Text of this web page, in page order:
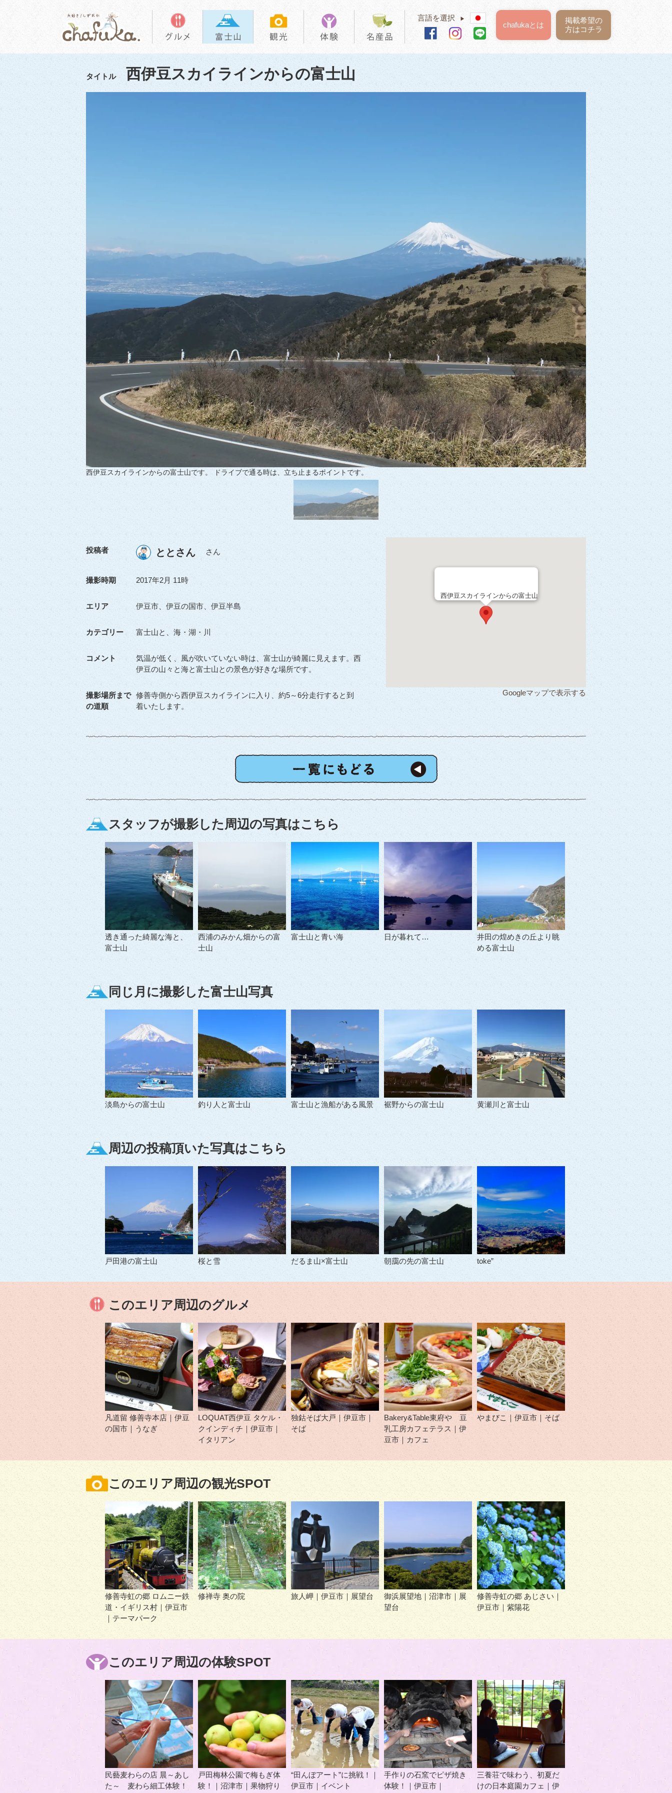
言語を選択 ▶
掲載希望の
方はコチラ
chafukaとは
タイトル 西伊豆スカイラインからの富士山
西伊豆スカイラインからの富士山です。 ドライブで通る時は、立ち止まるポイントです。
投稿者 ととさん さん
撮影時期 2017年2月 11時
エリア 伊豆市、伊豆の国市、伊豆半島
カテゴリー 富士山と、海・湖・川
コメント
気温が低く、風が吹いていない時は、富士山が綺麗に見えます。西
伊豆の山々と海と富士山との景色が好きな場所です。
撮影場所まで
の道順
修善寺側から西伊豆スカイラインに入り、約5～6分走行すると到
着いたします。
西伊豆スカイラインからの富士山
Googleマップで表示する
スタッフが撮影した周辺の写真はこちら
透き通った綺麗な海と、
富士山
西浦のみかん畑からの富
士山
富士山と青い海 日が暮れて…
井田の煌めきの丘より眺
める富士山
同じ月に撮影した富士山写真
淡島からの富士山 釣り人と富士山 富士山と漁船がある風景 裾野からの富士山 黄瀬川と富士山
周辺の投稿頂いた写真はこちら
戸田港の富士山 桜と雪 だるま山×富士山 朝靄の先の富士山 toke”
このエリア周辺のグルメ
凡道留 修善寺本店｜伊豆
の国市｜うなぎ
LOQUAT西伊豆 タケル・
クインディチ｜伊豆市｜
イタリアン
独鈷そば大戸｜伊豆市｜
そば
Bakery&Table東府や 豆
乳工房カフェテラス｜伊
豆市｜カフェ
やまびこ｜伊豆市｜そば
このエリア周辺の観光SPOT
修善寺虹の郷 ロムニー鉄
道・イギリス村｜伊豆市
｜テーマパーク
修禅寺 奥の院 旅人岬｜伊豆市｜展望台
御浜展望地｜沼津市｜展
望台
修善寺虹の郷 あじさい｜
伊豆市｜紫陽花
このエリア周辺の体験SPOT
民藝麦わらの店 晨～あし
た～ 麦わら細工体験！
戸田梅林公園で梅もぎ体
験！｜沼津市｜果物狩り
“田んぼアート”に挑戦！｜
伊豆市｜イベント
手作りの石窯でピザ焼き
体験！｜伊豆市｜
三養荘で味わう、初夏だ
けの日本庭園カフェ｜伊